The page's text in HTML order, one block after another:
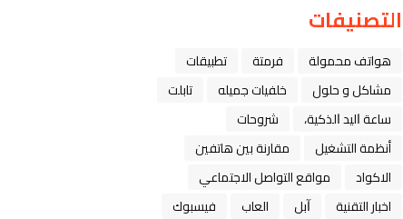
التصنيفات
هواتف محمولة فرمتة
تطبيقات
مشاكل و حلول
خلفيات جميله
تابلت
ﺳﺎﻋﺔ ﺍﻟﻴﺪ ﺍﻟﺬﻛﻴﺔ،
شروحات
أنظمة التشغيل
مقارنة بين هاتفين
الاكواد
مواقع التواصل الاجتماعي
اخبار التقنية
ﺁﺑﻞ العاب
فيسبوك